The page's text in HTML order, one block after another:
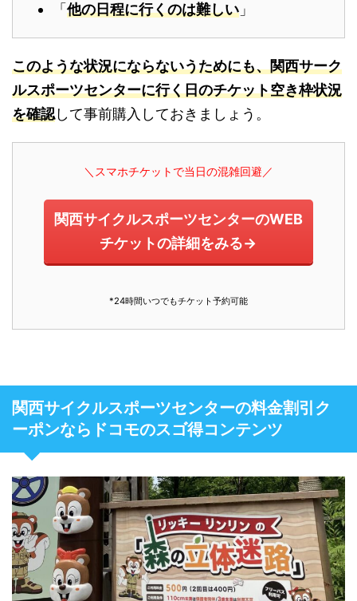
「 他の日程に行くのは難しい 」
このような状況にならないうためにも、関西サーク
ルスポーツセンターに行く日のチケット空き枠状況
を確認して事前購入しておきましょう。
＼スマホチケットで当日の混雑回避／
関西サイクルスポーツセンターのWEB
チケットの詳細をみる→
*24時間いつでもチケット予約可能
関西サイクルスポーツセンターの料金割引ク
ーポンならドコモのスゴ得コンテンツ